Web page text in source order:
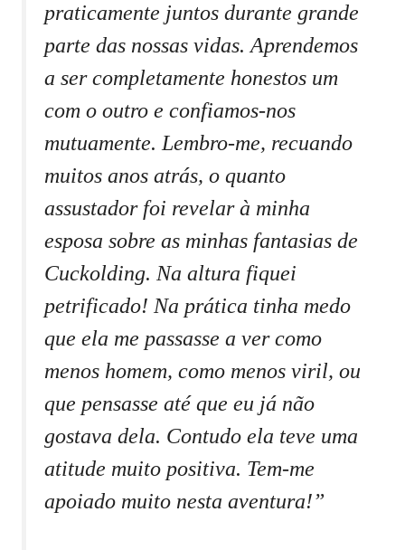
praticamente juntos durante grande
parte das nossas vidas. Aprendemos
a ser completamente honestos um
com o outro e confiamos-nos
mutuamente. Lembro-me, recuando
muitos anos atrás, o quanto
assustador foi revelar à minha
esposa sobre as minhas fantasias de
Cuckolding. Na altura fiquei
petrificado! Na prática tinha medo
que ela me passasse a ver como
menos homem, como menos viril, ou
que pensasse até que eu já não
gostava dela. Contudo ela teve uma
atitude muito positiva. Tem-me
apoiado muito nesta aventura!”